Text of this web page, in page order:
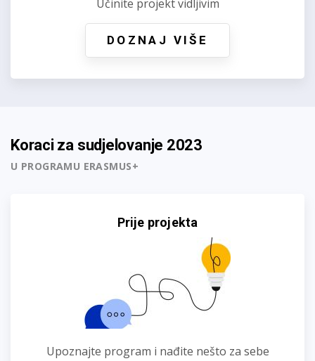
Učinite projekt vidljivim
DOZNAJ VIŠE
Koraci za sudjelovanje 2023
U PROGRAMU ERASMUS+
Prije projekta
Upoznajte program i nađite nešto za sebe